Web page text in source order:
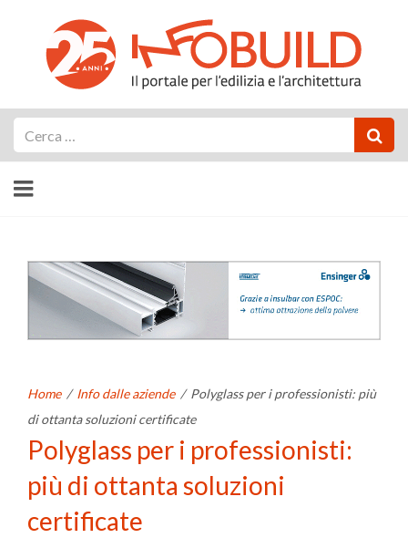
Home / Info dalle aziende / Polyglass per i professionisti: più
di ottanta soluzioni certificate
Polyglass per i professionisti:
più di ottanta soluzioni
certificate